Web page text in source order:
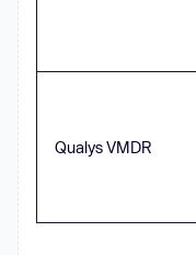
Qualys VMDR